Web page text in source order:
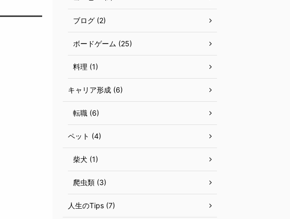
ブログ (2)
ボードゲーム (25)
料理 (1)
キャリア形成 (6)
転職 (6)
ペット (4)
柴犬 (1)
爬虫類 (3)
人生のTips (7)